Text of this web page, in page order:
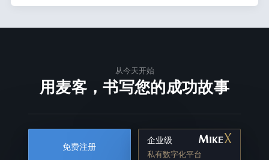
从今天开始
用麦客，书写您的成功故事
免费注册
企业级
私有数字化平台